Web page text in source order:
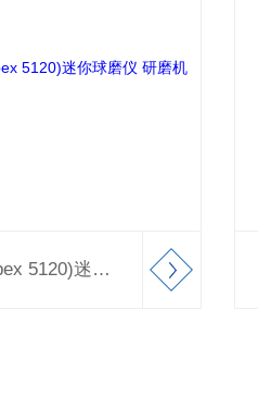
BM-200 (原Spex 5120)迷你球磨仪 研磨机